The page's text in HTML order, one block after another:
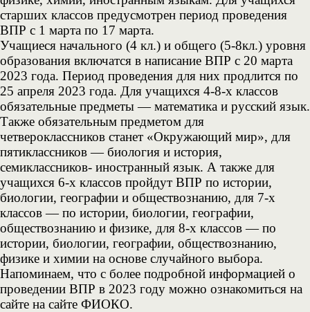
старших классов предусмотрен период проведения
ВПР с 1 марта по 17 марта.
Учащиеся начального (4 кл.) и общего (5-8кл.) уровня
образования включатся в написание ВПР с 20 марта
2023 года. Период проведения для них продлится по
25 апреля 2023 года. Для учащихся 4-8-х классов
обязательные предметы — математика и русский язык.
Также обязательным предметом для
четвероклассников станет «Окружающий мир», для
пятиклассников — биология и история,
семиклассников- иностранный язык. А также для
учащихся 6-х классов пройдут ВПР по истории,
биологии, географии и обществознанию, для 7-х
классов — по истории, биологии, географии,
обществознанию и физике, для 8-х классов — по
истории, биологии, географии, обществознанию,
физике и химии на основе случайного выбора.
Напоминаем, что с более подробной информацией о
проведении ВПР в 2023 году можно ознакомиться на
сайте на сайте ФИОКО.